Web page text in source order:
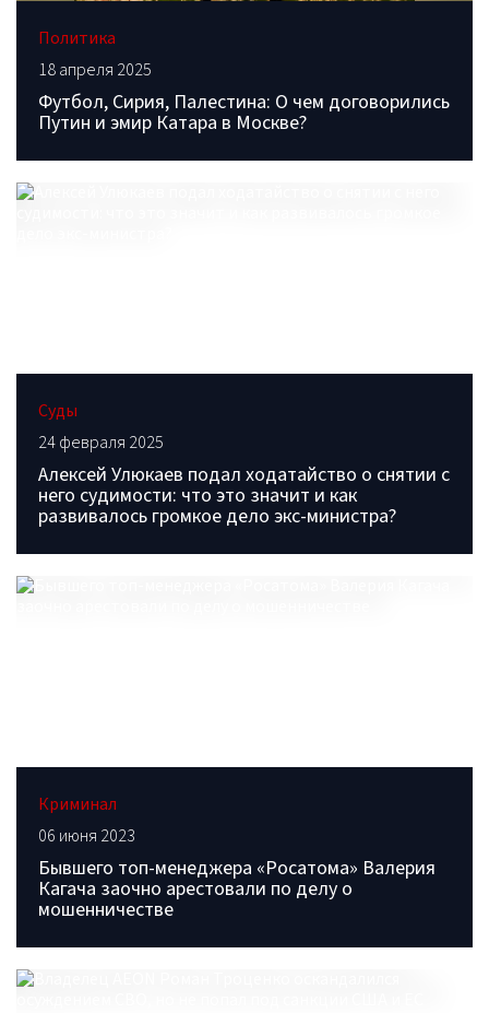
Политика
18 апреля 2025
Футбол, Сирия, Палестина: О чем договорились
Путин и эмир Катара в Москве?
Суды
24 февраля 2025
Алексей Улюкаев подал ходатайство о снятии с
него судимости: что это значит и как
развивалось громкое дело экс-министра?
Криминал
06 июня 2023
Бывшего топ-менеджера «Росатома» Валерия
Кагача заочно арестовали по делу о
мошенничестве